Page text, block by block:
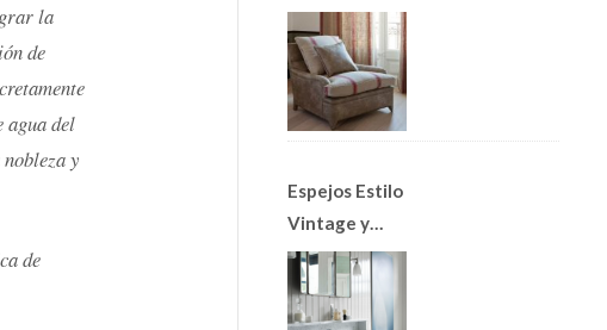
la
de
agua del
y
de
Espejos Estilo
Vintage y
Apliques Art
Decó